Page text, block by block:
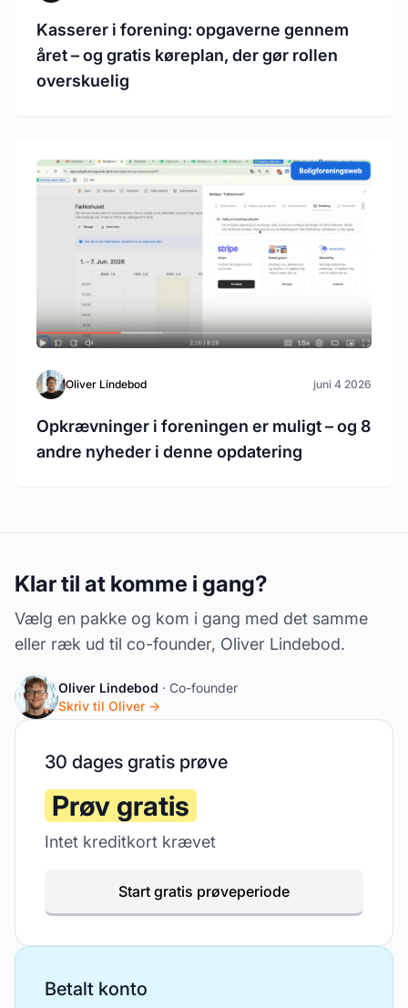
Kasserer i forening: opgaverne gennem
året – og gratis køreplan, der gør rollen
overskuelig
Oliver Lindebod juni 4 2026
Opkrævninger i foreningen er muligt – og 8
andre nyheder i denne opdatering
Klar til at komme i gang?
Vælg en pakke og kom i gang med det samme
eller ræk ud til co-founder, Oliver Lindebod.
Oliver Lindebod · Co-founder
Skriv til Oliver →
30 dages gratis prøve
Prøv gratis
Intet kreditkort krævet
Start gratis prøveperiode
Betalt konto